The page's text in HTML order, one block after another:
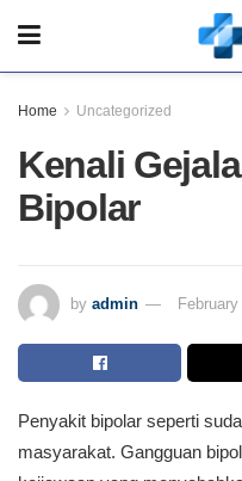
Home Uncategorized
Kenali
Bipolar
by admin
Penyakit bipolar seperti
masyarakat. Gangguan